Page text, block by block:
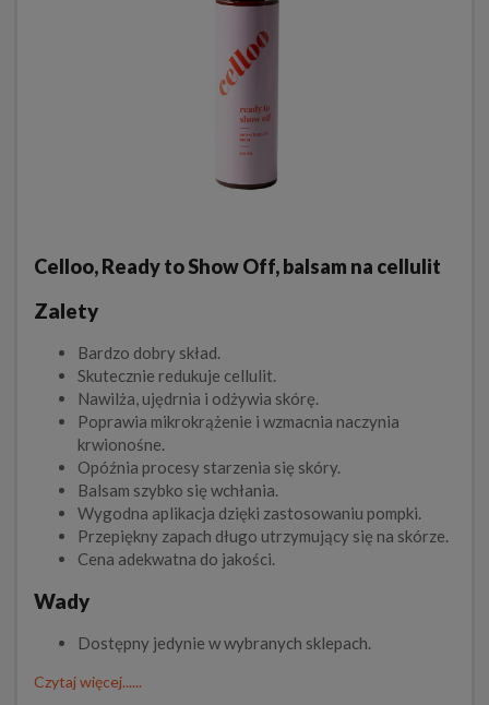
Celloo, Ready to Show Off, balsam na cellulit
Zalety
Bardzo dobry skład.
Skutecznie redukuje cellulit.
Nawilża, ujędrnia i odżywia skórę.
Poprawia mikrokrążenie i wzmacnia naczynia
krwionośne.
Opóźnia procesy starzenia się skóry.
Balsam szybko się wchłania.
Wygodna aplikacja dzięki zastosowaniu pompki.
Przepiękny zapach długo utrzymujący się na skórze.
Cena adekwatna do jakości.
Wady
Dostępny jedynie w wybranych sklepach.
Czytaj więcej......